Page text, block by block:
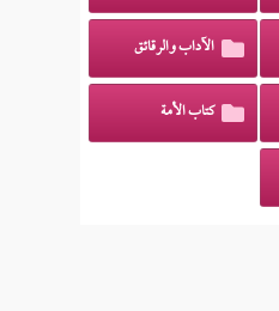
الآداب والرقائق
كتاب الأمة